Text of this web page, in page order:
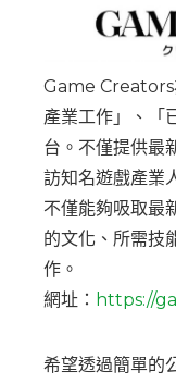
Game Creators
產業工作」、「
台。不僅提供最
訪知名遊戲產業
不僅能夠吸取最
的文化、所需技
作。
網址： https://
希望透過簡單的